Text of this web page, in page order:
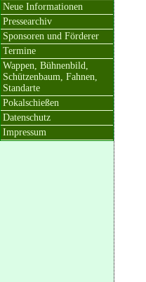
Neue Informationen
Pressearchiv
Sponsoren und Förderer
Termine
Wappen, Bühnenbild,
Schützenbaum, Fahnen,
Standarte
Pokalschießen
Datenschutz
Impressum